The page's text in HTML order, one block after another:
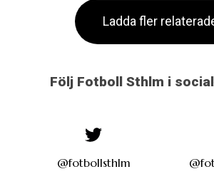
Ladda fler
Följ Fotboll Sthlm i
@fotbollsthlm